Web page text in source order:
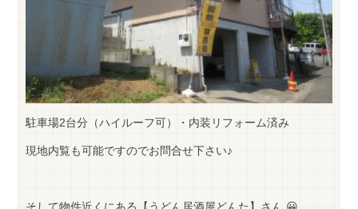
駐車場2台分（ハイルーフ可）・内装リフォーム済み
現地内覧も可能ですのでお問合せ下さい♪